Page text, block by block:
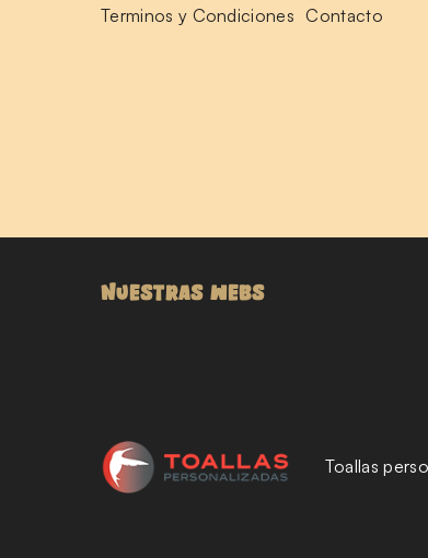
Terminos y Condiciones Contacto
NUESTRAS WEBS
Toallas